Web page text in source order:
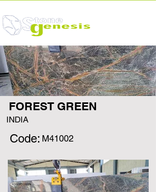
FOREST GREEN
INDIA
Code: M41002